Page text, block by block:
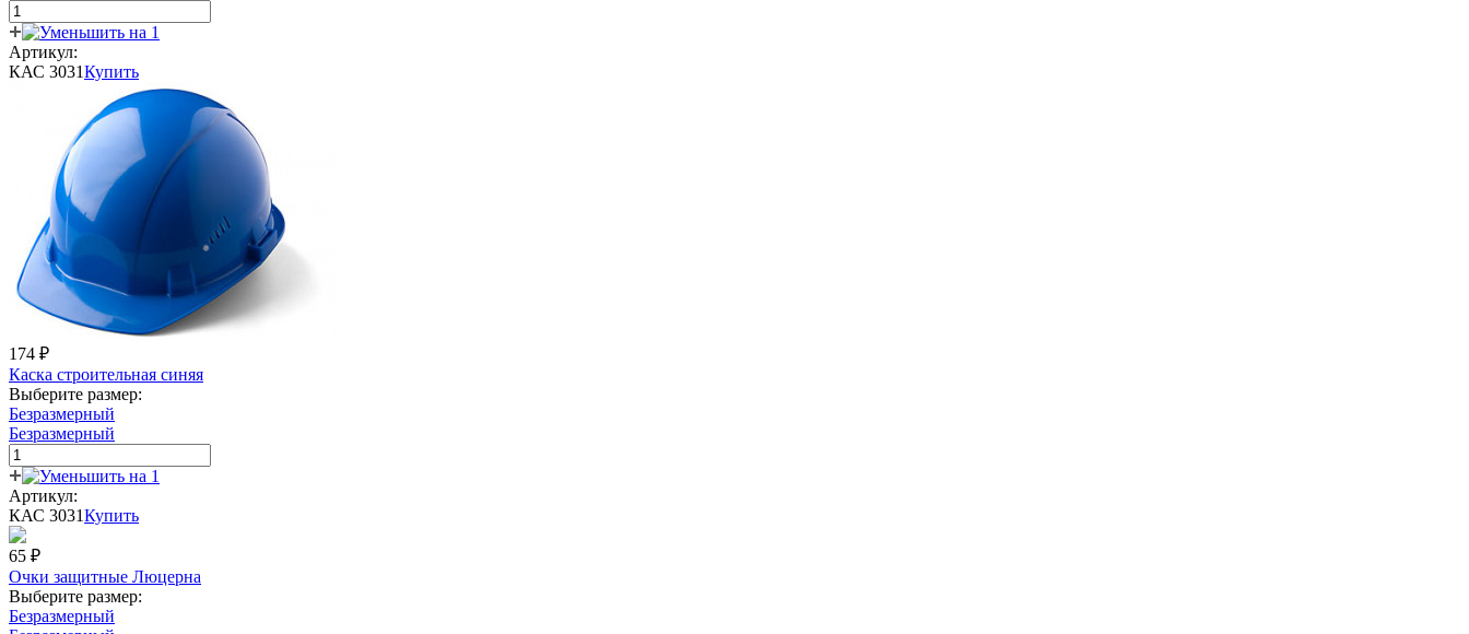
Артикул:
КАС 3031Купить
174 ₽
Каска строительная синяя
Выберите размер:
Безразмерный
Безразмерный
Артикул:
КАС 3031Купить
65 ₽
Очки защитные Люцерна
Выберите размер:
Безразмерный